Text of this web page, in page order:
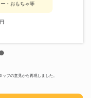
・おもちゃ等
円
フの意見から再現しました。